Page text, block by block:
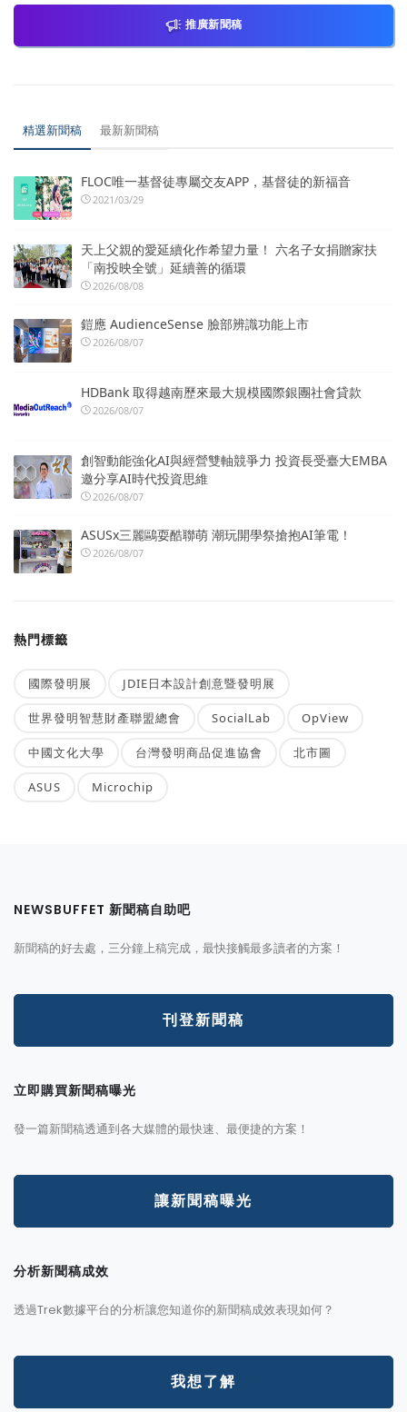
推廣新聞稿
精選新聞稿 最新新聞稿
FLOC唯一基督徒專屬交友APP，基督徒的新福音
2021/03/29
天上父親的愛延續化作希望力量！ 六名子女捐贈家扶
「南投映全號」延續善的循環
2026/08/08
鎧應 AudienceSense 臉部辨識功能上市
2026/08/07
HDBank 取得越南歷來最大規模國際銀團社會貸款
2026/08/07
創智動能強化AI與經營雙軸競爭力 投資長受臺大EMBA
邀分享AI時代投資思維
2026/08/07
ASUSx三麗鷗耍酷聯萌 潮玩開學祭搶抱AI筆電！
2026/08/07
熱門標籤
國際發明展 JDIE日本設計創意暨發明展
世界發明智慧財產聯盟總會 SocialLab OpView
中國文化大學 台灣發明商品促進協會 北市圖
ASUS Microchip
NEWSBUFFET 新聞稿自助吧
新聞稿的好去處，三分鐘上稿完成，最快接觸最多讀者的方案！
刊登新聞稿
立即購買新聞稿曝光
發一篇新聞稿透通到各大媒體的最快速、最便捷的方案！
讓新聞稿曝光
分析新聞稿成效
透過Trek數據平台的分析讓您知道你的新聞稿成效表現如何？
我想了解